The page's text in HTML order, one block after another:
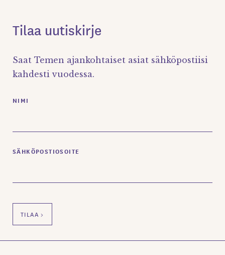
Tilaa uutiskirje
Saat Temen ajankohtaiset asiat sähköpostiisi
kahdesti vuodessa.
NIMI
SÄHKÖPOSTIOSOITE